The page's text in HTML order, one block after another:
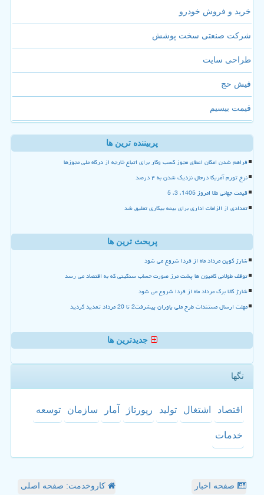
خرید و فروش خودرو
شرکت صنعتی سخت پوشش
طراحی سایت
فیش حج
قیمت بیسیم
پربیننده ترین ها
فراهم شدن امکان اعطای مجوز کسب وکار برای اتباع خارجه از درگاه ملی مجوزها
نرخ تورم آمریکا درحال نزدیک شدن به ۴ درصد
قیمت جهانی طلا امروز 1405، 3، 5
تعدادی از الزامات اداری برای بیمه بیکاری تعلیق شد
پربحث ترین ها
شارژ کوپن مرداد ماه از فردا شروع می شود
توقف طولانی کامیون ها پشت مرز صورت حساب سنگینی که به اقتصاد می رسد
شارژ کالا برگ مرداد ماه از فردا شروع می شود
مهلت ارسال مستندات طرح ملی یاوران پیشرفت2 تا 20 مرداد تمدید گردید
جدیدترین ها
تگها
اقتصاد اشتغال تولید رپورتاژ آمار سازمان توسعه
خدمات
صفحه اخبار کاروخدمت: صفحه اصلی